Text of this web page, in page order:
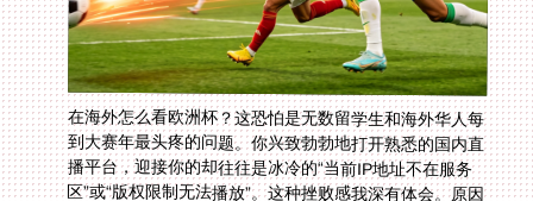
在海外怎么看欧洲杯？这恐怕是无数留学生和海外华人每
到大赛年最头疼的问题。你兴致勃勃地打开熟悉的国内直
播平台，迎接你的却往往是冰冷的“当前IP地址不在服务
区”或“版权限制无法播放”。这种挫败感我深有体会。原因
并不复杂，各大平台出于版权协议，会将服务范围锁定在
中国大陆境内。但这并不意味着我们只能对着外语解说干
瞪眼。本文将为你清晰梳理，如何通过选择一款可靠的回
国加速工具，重新畅通无阻地连接国内各大平台，享受原
汁原味的中文赛事盛宴。从平台选择到实战设置，我们一